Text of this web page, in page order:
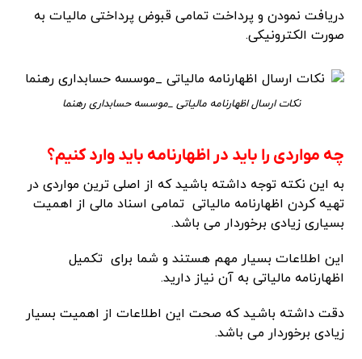
دریافت نمودن و پرداخت تمامی قبوض پرداختی مالیات به
صورت الکترونیکی.
نکات ارسال اظهارنامه مالیاتی _موسسه حسابداری رهنما
چه مواردی را باید در اظهارنامه باید وارد کنیم؟
به این نکته توجه داشته باشید که از اصلی ترین مواردی در
تهیه کردن اظهارنامه مالیاتی تمامی اسناد مالی از اهمیت
بسیاری زیادی برخوردار می باشد.
این اطلاعات بسیار مهم هستند و شما برای تکمیل
اظهارنامه مالیاتی به آن نیاز دارید.
دقت داشته باشید که صحت این اطلاعات از اهمیت بسیار
زیادی برخوردار می باشد.